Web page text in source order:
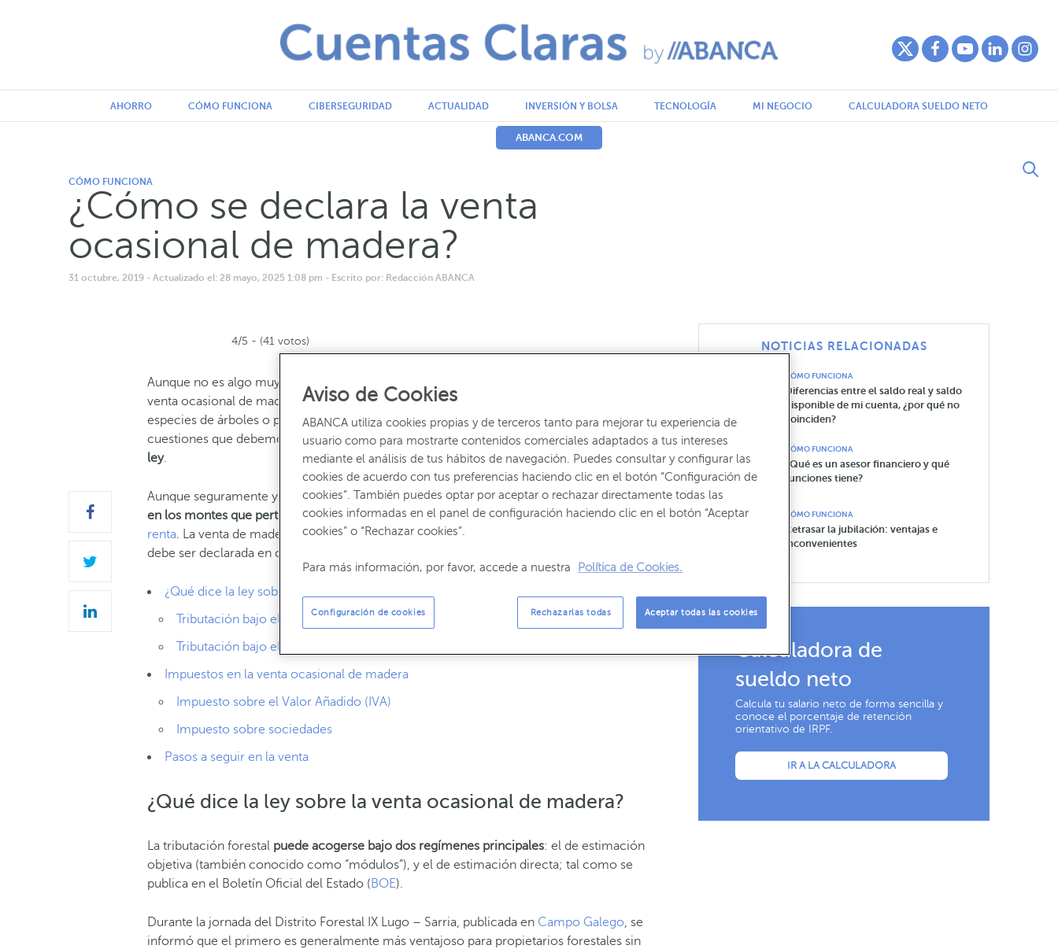
AHORRO CÓMO FUNCIONA CIBERSEGURIDAD ACTUALIDAD INVERSIÓN Y BOLSA TECNOLOGÍA MI NEGOCIO CALCULADORA SUELDO NETO
ABANCA.COM
CÓMO FUNCIONA
¿Cómo se declara la venta
ocasional de madera?
31 octubre, 2019 - Actualizado el: 28 mayo, 2025 1:08 pm - Escrito por: Redacción ABANCA
4/5 - (41 votos)
Aunque no es algo muy habitual, puede ser que en algún momento de tu vida realices una
venta ocasional de madera. Ya sea por la herenciade un terreno que contiene distintas
especies de árboles o por cualquier otro tipo de transacción. Si este es el caso, una de las
cuestiones que debemos tener en cuenta esla forma en que se declara para cumplir con la
ley.
Aunque seguramente ya te lo imagines,los ingresos que se reciban por la venta de madera
en los montes que pertenezcan a personas físicas deben tributaren ladeclaración de la
renta. La venta de madera ocasional está considerada una actividad económica y, por tanto,
debe ser declarada en consecuencia.
¿Qué dice la ley sobre la venta ocasional de madera?
Tributación bajo el régimen de estimación objetiva
Tributación bajo el régimen de estimación directa
Impuestos en la venta ocasional de madera
Impuesto sobre el Valor Añadido (IVA)
Impuesto sobre sociedades
Pasos a seguir en la venta
¿Qué dice la ley sobre la venta ocasional de madera?
La tributación forestal puede acogerse bajo dos regímenes principales: el de estimación
objetiva (también conocido como “módulos”), y el de estimación directa; tal como se
publica en el Boletín Oficial del Estado (BOE).
Durante la jornada del Distrito Forestal IX Lugo – Sarria, publicada en Campo Galego, se
informó que el primero es generalmente más ventajoso para propietarios forestales sin
NOTICIAS RELACIONADAS
CÓMO FUNCIONA
Diferencias entre el saldo real y saldo
disponible de mi cuenta, ¿por qué no
coinciden?
CÓMO FUNCIONA
¿Qué es un asesor financiero y qué
funciones tiene?
CÓMO FUNCIONA
Retrasar la jubilación: ventajas e
inconvenientes
Calculadora de
sueldo neto
Calcula tu salario neto de forma sencilla y
conoce el porcentaje de retención
orientativo de IRPF.
IR A LA CALCULADORA
Aviso de Cookies
ABANCA utiliza cookies propias y de terceros tanto para mejorar tu experiencia de
usuario como para mostrarte contenidos comerciales adaptados a tus intereses
mediante el análisis de tus hábitos de navegación. Puedes consultar y configurar las
cookies de acuerdo con tus preferencias haciendo clic en el botón “Configuración de
cookies”. También puedes optar por aceptar o rechazar directamente todas las
cookies informadas en el panel de configuración haciendo clic en el botón “Aceptar
cookies” o “Rechazar cookies”.
Para más información, por favor, accede a nuestra Política de Cookies.
Configuración de cookies Rechazarlas todas Aceptar todas las cookies